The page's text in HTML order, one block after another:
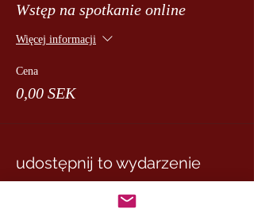
Wstęp na spotkanie online
Więcej informacji
Cena
0,00 SEK
udostępnij to wydarzenie